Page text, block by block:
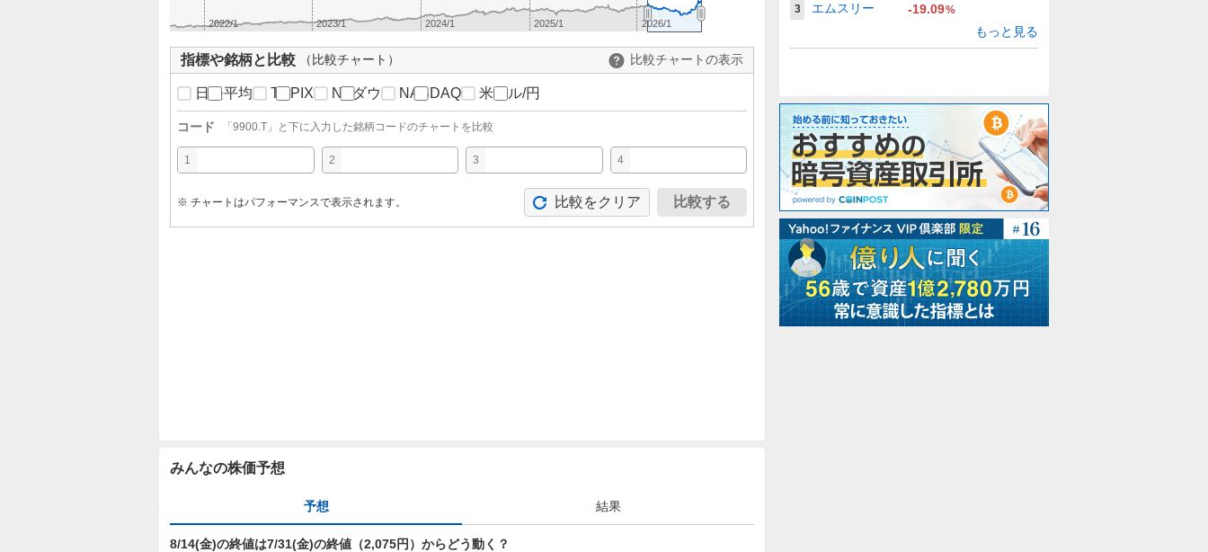
2023/1 2025/1
2022/1 2024/1 2026/1
指標や銘柄と比較 （比較チャート） 比較チャートの表示
日経平均 TOPIX NYダウ NASDAQ 米ドル/円
コード 「 9900.T 」と下に入力した銘柄コードのチャートを比較
1 2 3 4
※ チャートはパフォーマンスで表示されます。 比較をクリア 比較する
みんなの株価予想
予想 結果
8/14(金)の終値は7/31(金)の終値（2,075円）からどう動く？
3
エムスリー -19.09%
もっと見る